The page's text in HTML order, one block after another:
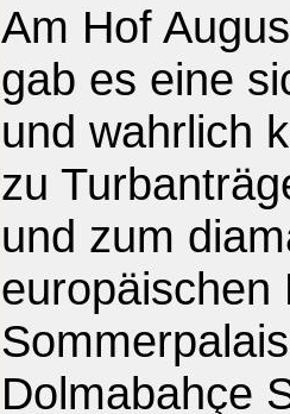
Am Hof
gab es eine
und wahrlich
zu
und zum
europäischen
Dolmabahçe